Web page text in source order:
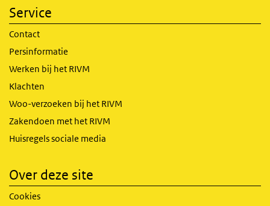
Service
Contact
Persinformatie
Werken bij het RIVM
Klachten
Woo-verzoeken bij het RIVM
Zakendoen met het RIVM
Huisregels sociale media
Over deze site
Cookies